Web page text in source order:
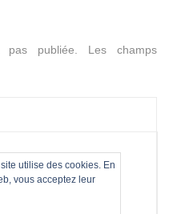
publiée.
Les champs
utilise des cookies. En
vous acceptez leur